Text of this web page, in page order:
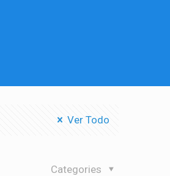
Ver Todo
Categories